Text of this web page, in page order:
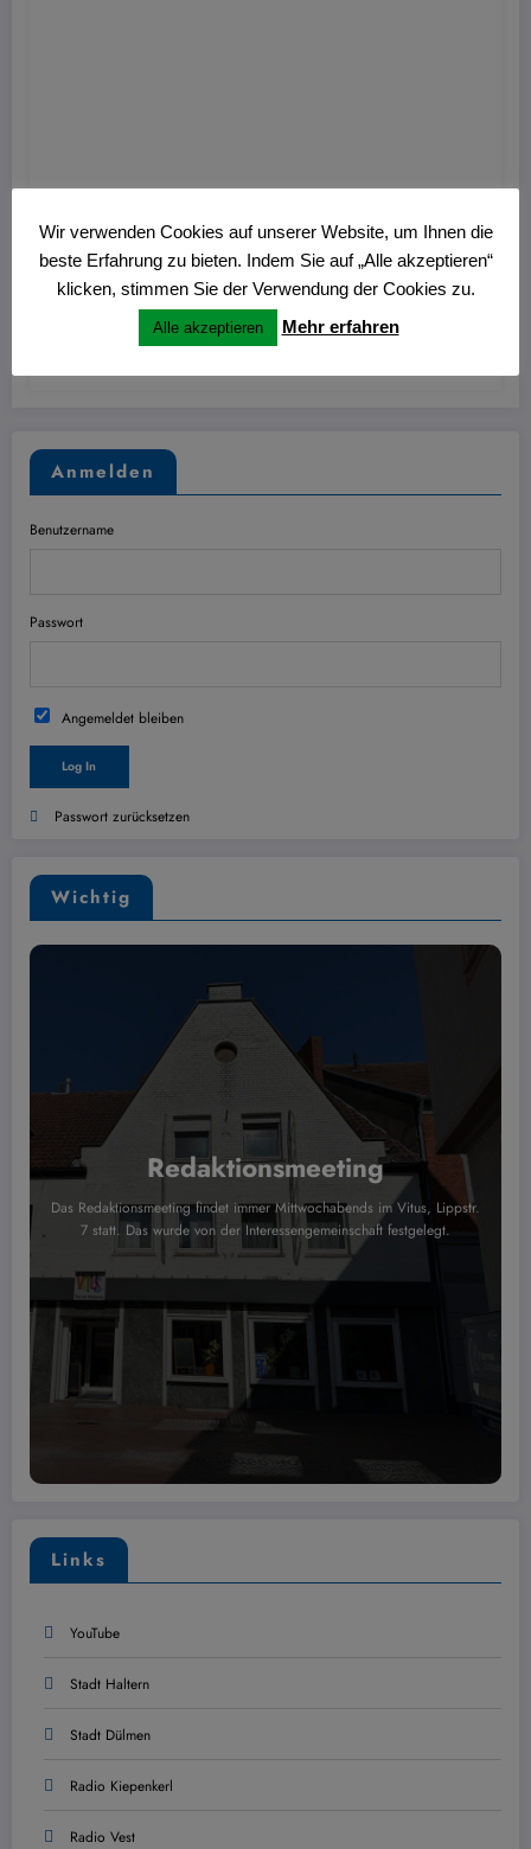
Hans 0
Nitschmann Ausstellung im Kulturzentrum
Westring
27. Juni 2026
Anmelden
Benutzername
Passwort
Angemeldet bleiben
Passwort zurücksetzen
Wichtig
Redaktionsmeeting
Das Redaktionsmeeting findet immer Mittwochabends im Vitus, Lippstr.
7 statt. Das wurde von der Interessengemeinschaft festgelegt.
Links
YouTube
Stadt Haltern
Stadt Dülmen
Radio Kiepenkerl
Radio Vest
Wir verwenden Cookies auf unserer Website, um Ihnen die
beste Erfahrung zu bieten. Indem Sie auf „Alle akzeptieren“
klicken, stimmen Sie der Verwendung der Cookies zu.
Alle akzeptieren Mehr erfahren